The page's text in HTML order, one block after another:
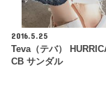
2016.5.25
Teva（テバ）
CB サンダル